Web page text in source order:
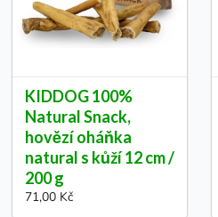
KIDDOG 100%
Natural Snack,
hovězí oháňka
natural s kůží 12 cm /
200 g
71,00 Kč